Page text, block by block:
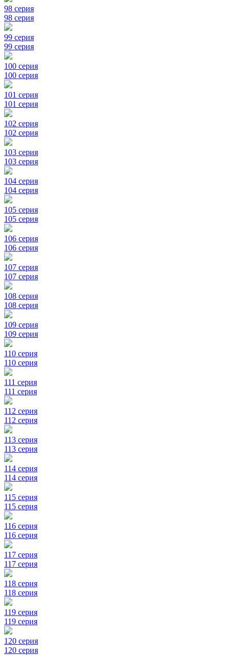
98 серия
98 серия
99 серия
99 серия
100 серия
100 серия
101 серия
101 серия
102 серия
102 серия
103 серия
103 серия
104 серия
104 серия
105 серия
105 серия
106 серия
106 серия
107 серия
107 серия
108 серия
108 серия
109 серия
109 серия
110 серия
110 серия
111 серия
111 серия
112 серия
112 серия
113 серия
113 серия
114 серия
114 серия
115 серия
115 серия
116 серия
116 серия
117 серия
117 серия
118 серия
118 серия
119 серия
119 серия
120 серия
120 серия